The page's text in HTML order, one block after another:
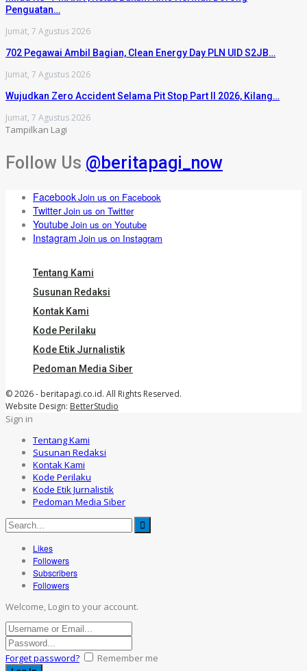
Penguatan…
Jumat, 7 Agustus 2026
702 Pegawai Ambil Bagian, Clean Energy Day PLN UID S2JB…
Jumat, 7 Agustus 2026
Wujudkan Zero Accident Selama Pit Stop Part II 2026, Kilang…
Jumat, 7 Agustus 2026
Tampilkan Lagi
Follow Us @beritapagi_now
FacebookJoin us on Facebook
TwitterJoin us on Twitter
YoutubeJoin us on Youtube
Instagram Join us on Instagram
Tentang Kami
Susunan Redaksi
Kontak Kami
Kode Perilaku
Kode Etik Jurnalistik
Pedoman Media Siber
© 2026 - beritapagi.co.id. All Rights Reserved.
Website Design: BetterStudio
Sign in
Tentang Kami
Susunan Redaksi
Kontak Kami
Kode Perilaku
Kode Etik Jurnalistik
Pedoman Media Siber
Likes
Followers
Subscribers
Followers
Welcome, Login to your account.
Forget password? Remember me